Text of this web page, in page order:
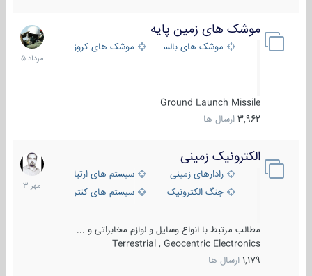
موشک های زمین پایه
موشک های بالستیک موشک های کروز
Ground Launch Missile
3,962 ارسال ها
2
مرداد
1405
الکترونیک زمینی
رادارهای زمینی
سیستم های ارتباطی و جمع آوری
جنگ الکترونیک
سیستم های کنترل آتش و تجهیزات
مطالب مرتبط با انواع وسایل و لوازم مخابراتی و ...
Terrestrial , Geocentric Electronics
1,179 ارسال ها
1
مهر
1403